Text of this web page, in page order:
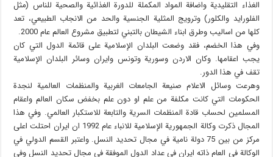
الغذاء التقليدية واضافة المواد المكملة للدورة الغذائية والصحية للناس (مثل
الفلورايد والكلور) وترويج المثلية الجنسية والحد من الانجاب الطبيعي، تعد
كلها من اساليب وطرق ابناء الشيطان بالتبني لتطبيق مشروع العالم عام 2000.
وفي هذا الخضم، فقد وضعت البلدان الإسلامية على قائمة الدول التي كان
يجب اعقامها. وكان الاردن وسورية وتونس وايران وسائر البلدان الإسلامية
تقف في هذا الدور.
وهرعت وسائل الاعلام صنيعة الجامعات الغربية والمنظمات العالمية لنجدة
الحكومات التي كانت مكلفة من علم او دون علم بخفض سكان العالم واعقام
المسلمين لحساب قادة المنظمات السرية والتابعة للاستكبار العالمي. وفي هذا
المجال ذكرت وكالة الجمهورية الإسلامية للانباء عام 1992 ان ايران احتلت اعلى
مركز من بين 75 دولة نامية في مجال تحديد النسل. واعتبر القسم الدولي في
الوكالة في العام ذاته ايران في عداد الدول الموفقة في مجال تحديد النسل وفي